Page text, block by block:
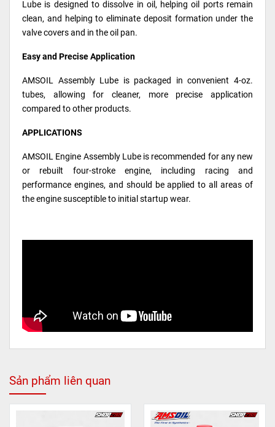
Lube is designed to dissolve in oil, helping oil ports remain
clean, and helping to eliminate deposit formation under the
valve covers and in the oil pan.
Easy and Precise Application
AMSOIL Assembly Lube is packaged in convenient 4-oz.
tubes, allowing for cleaner, more precise application
compared to other products.
APPLICATIONS
AMSOIL Engine Assembly Lube is recommended for any new
or rebuilt four-stroke engine, including racing and
performance engines, and should be applied to all areas of
the engine susceptible to initial startup wear.
Sản phẩm liên quan